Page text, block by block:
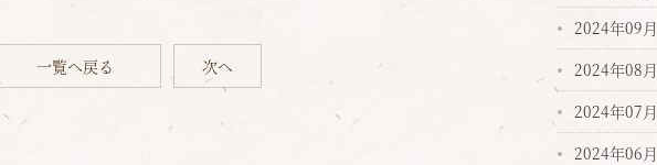
一覧へ戻る 次へ
2024年09月
2024年08月
2024年07月
2024年06月